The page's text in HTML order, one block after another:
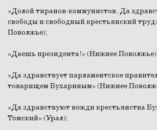
«Долой тиранов-коммунистов. Да
свободы и свободный крестьянский
Поволжье);
«Даешь президента!» (Нижнее
«Да здравствует парламентское
товарищем Бухариным» (Нижнее
«Да здравствуют вожди крестьянства
Томский» (Урал);